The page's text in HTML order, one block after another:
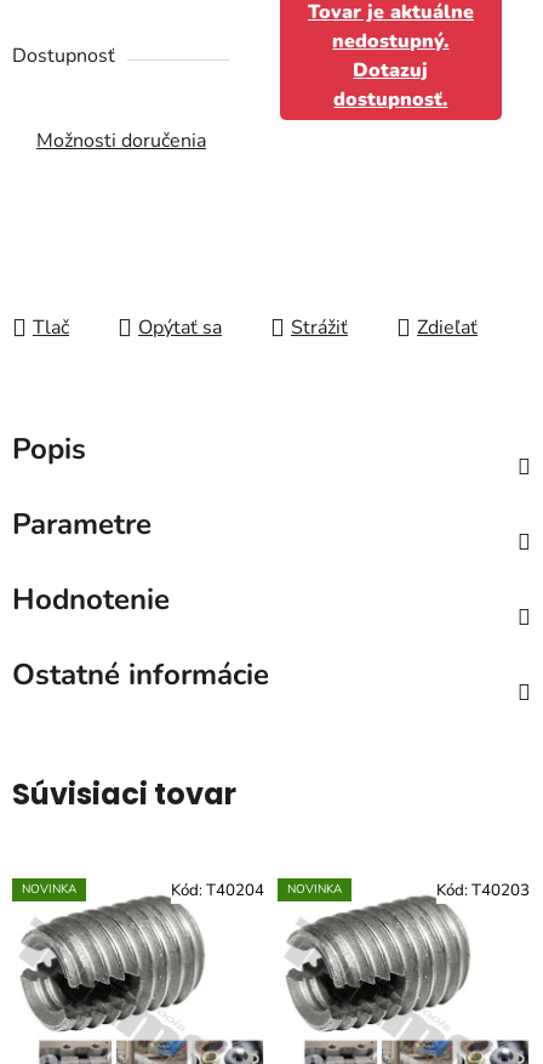
Dostupnosť
Tovar je aktuálne
nedostupný.
Dotazuj
dostupnosť.
Možnosti doručenia
Tlač Opýtať sa Strážiť Zdieľať
Popis
Parametre
Hodnotenie
Ostatné informácie
Súvisiaci tovar
NOVINKA Kód:T40204 NOVINKA Kód:T40203